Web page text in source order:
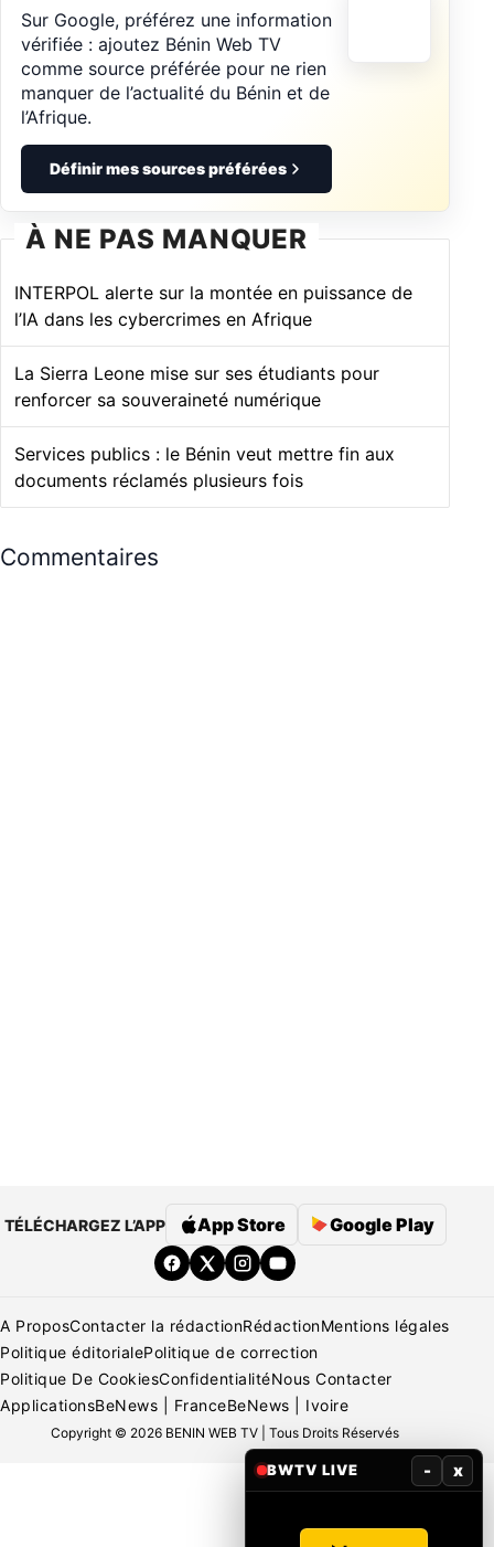
Sur Google, préférez une information
vérifiée : ajoutez Bénin Web TV
comme source préférée pour ne rien
manquer de l’actualité du Bénin et de
l’Afrique.
Définir mes sources préférées
À NE PAS MANQUER
INTERPOL alerte sur la montée en puissance de
l’IA dans les cybercrimes en Afrique
La Sierra Leone mise sur ses étudiants pour
renforcer sa souveraineté numérique
Services publics : le Bénin veut mettre fin aux
documents réclamés plusieurs fois
Commentaires
TÉLÉCHARGEZ L’APP App Store Google Play
A ProposContacter la rédactionRédactionMentions légales
Politique éditorialePolitique de correction
Politique De CookiesConfidentialitéNous Contacter
ApplicationsBeNews | FranceBeNews | Ivoire
Copyright © 2026 BENIN WEB TV | Tous Droits Réservés
BWTV LIVE - x